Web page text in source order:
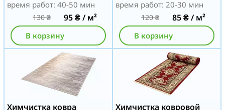
время работ: 40-50 мин
130₴ 95₴/ м²
В корзину
время работ: 20-30 мин
120₴ 85₴/ м²
В корзину
Химчистка ковра
Химчистка ковровой